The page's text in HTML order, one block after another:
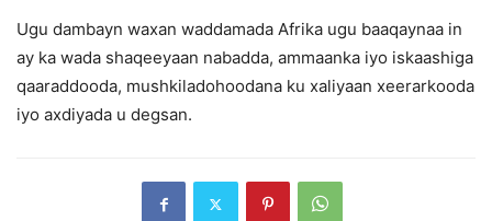
Ugu dambayn waxan waddamada Afrika ugu baaqaynaa in
ay ka wada shaqeeyaan nabadda, ammaanka iyo iskaashiga
qaaraddooda, mushkiladohoodana ku xaliyaan xeerarkooda
iyo axdiyada u degsan.